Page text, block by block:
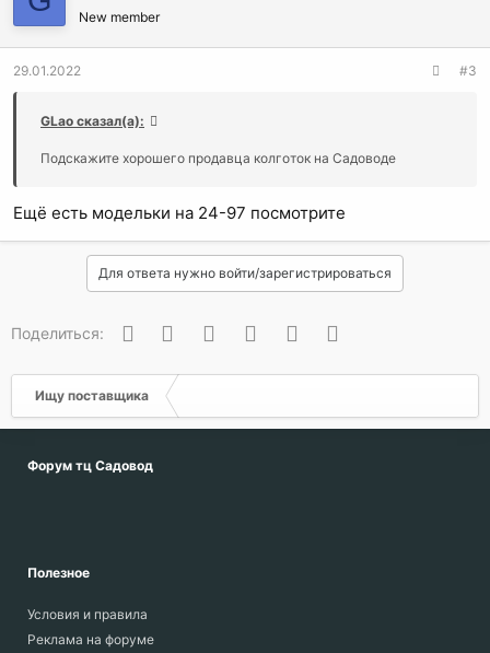
New member
29.01.2022 #3
GLao сказал(а):
Подскажите хорошего продавца колготок на Садоводе
Ещё есть модельки на 24-97 посмотрите
Для ответа нужно войти/зарегистрироваться
Поделиться: ВконтактеОдноклассники
Facebook
Twitter WhatsApp
Ищу поставщика
Форум тц Садовод
Полезное
Условия и правила
Реклама на форуме